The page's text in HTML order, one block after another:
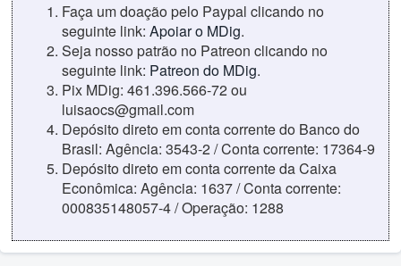
Faça um doação pelo Paypal clicando no
seguinte link: Apoiar o MDig.
Seja nosso patrão no Patreon clicando no
seguinte link: Patreon do MDig.
Pix MDig: 461.396.566-72 ou
luisaocs@gmail.com
Depósito direto em conta corrente do Banco do
Brasil: Agência: 3543-2 / Conta corrente: 17364-9
Depósito direto em conta corrente da Caixa
Econômica: Agência: 1637 / Conta corrente:
000835148057-4 / Operação: 1288